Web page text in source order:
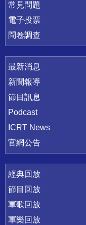
常見問題
電子投票
問卷調查
最新消息
新聞報導
節目訊息
Podcast
ICRT News
官網公告
經典回放
節目回放
軍歌回放
軍樂回放